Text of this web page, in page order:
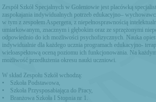
Zespół Szkół Specjalnych w Goleniowie jest placówką
zaspokajania indywidualnych potrzeb edukacyjno–
w tym z zespołem Aspergera, z niepełnosprawnością
umiarkowanym, znacznym i głębokim oraz ze sprzężonymi
odpowiednio do ich możliwości psychofizycznych. Nauka
indywidualnie dla każdego ucznia programach edukacyjno-
wieloaspektową oceną poziomu ich funkcjonowania. Na
możliwość przedłużenia okresu nauki uczniowi.
W skład Zespołu Szkół wchodzą:
• Szkoła Podstawowa,
• Szkoła Przysposabiająca do Pracy,
• Branżowa Szkoła I Stopnia nr 1.